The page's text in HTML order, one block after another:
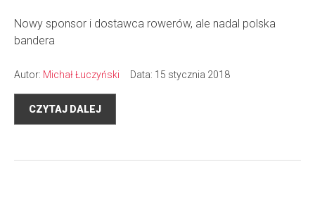
Nowy sponsor i dostawca rowerów, ale nadal polska
bandera
Autor: Michał Łuczyński Data: 15 stycznia 2018
CZYTAJ DALEJ